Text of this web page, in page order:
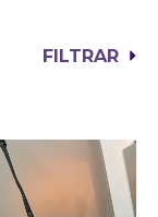
FILTRAR